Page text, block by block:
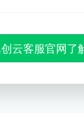
云客服官网了